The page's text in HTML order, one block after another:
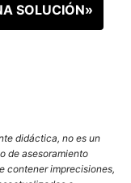
SOLUCIÓN»
didáctica, no es un
de asesoramiento
contener imprecisiones,